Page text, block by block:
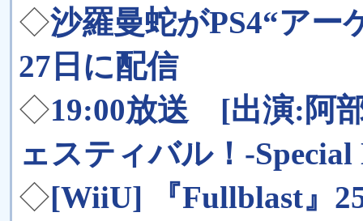
◇沙羅曼蛇がPS4“アー
27日に配信
◇19:00放送 [出演:阿
ェスティバル！-
◇[WiiU] 『Fullblast』